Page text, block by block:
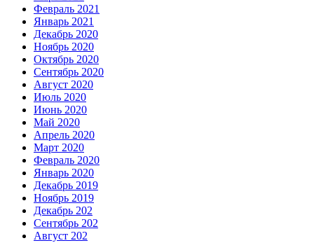
Февраль 2021
Январь 2021
Декабрь 2020
Ноябрь 2020
Октябрь 2020
Сентябрь 2020
Август 2020
Июль 2020
Июнь 2020
Май 2020
Апрель 2020
Март 2020
Февраль 2020
Январь 2020
Декабрь 2019
Ноябрь 2019
Декабрь 202
Сентябрь 202
Август 202